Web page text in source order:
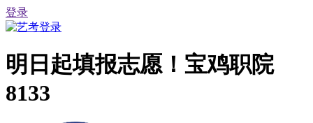
登录
明日起填报志愿！宝鸡职院
8133